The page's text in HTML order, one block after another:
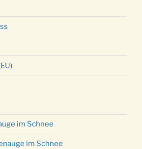
im Schnee
im Schnee